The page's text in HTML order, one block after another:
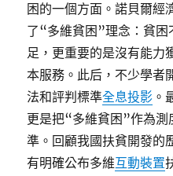
困的一個方面。諾貝爾經
了“多維貧困”理念：貧
足，更重要的是沒有能力
本服務。此后，不少學者
法和評判標準全息投影 。
更是把“多維貧困”作為
準。回顧我國扶貧開發的
有明確公布多維互動裝置